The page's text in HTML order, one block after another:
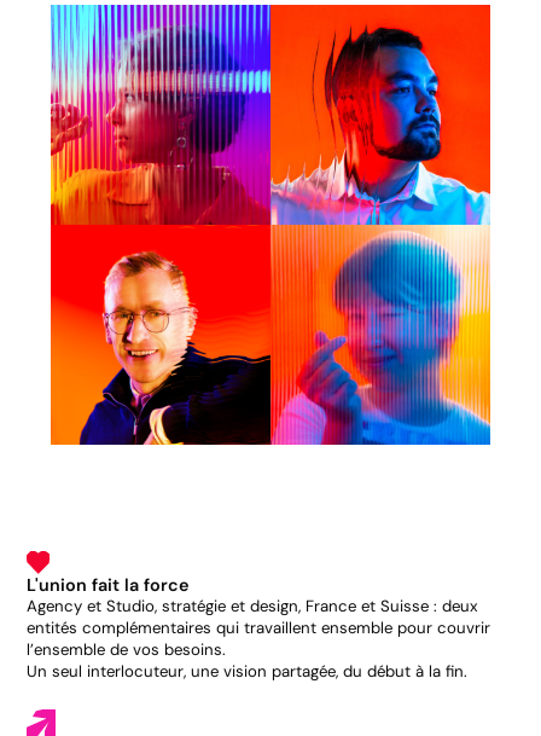
L'union fait la force
Agency et Studio, stratégie et design, France et Suisse : deux
entités complémentaires qui travaillent ensemble pour couvrir
l’ensemble de vos besoins.
Un seul interlocuteur, une vision partagée, du début à la fin.